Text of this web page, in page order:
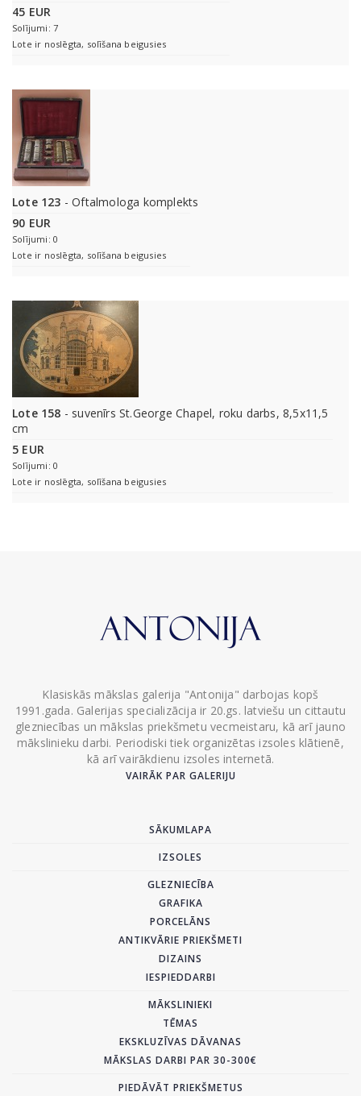
45 EUR
Solījumi: 7
Lote ir noslēgta, solīšana beigusies
Lote 123 - Oftalmologa komplekts
90 EUR
Solījumi: 0
Lote ir noslēgta, solīšana beigusies
Lote 158 - suvenīrs St.George Chapel, roku darbs, 8,5x11,5
cm
5 EUR
Solījumi: 0
Lote ir noslēgta, solīšana beigusies
Klasiskās mākslas galerija "Antonija" darbojas kopš
1991.gada. Galerijas specializācija ir 20.gs. latviešu un cittautu
glezniecības un mākslas priekšmetu vecmeistaru, kā arī jauno
mākslinieku darbi. Periodiski tiek organizētas izsoles klātienē,
kā arī vairākdienu izsoles internetā.
VAIRĀK PAR GALERIJU
SĀKUMLAPA
IZSOLES
GLEZNIECĪBA
GRAFIKA
PORCELĀNS
ANTIKVĀRIE PRIEKŠMETI
DIZAINS
IESPIEDDARBI
MĀKSLINIEKI
TĒMAS
EKSKLUZĪVAS DĀVANAS
MĀKSLAS DARBI PAR 30-300€
PIEDĀVĀT PRIEKŠMETUS